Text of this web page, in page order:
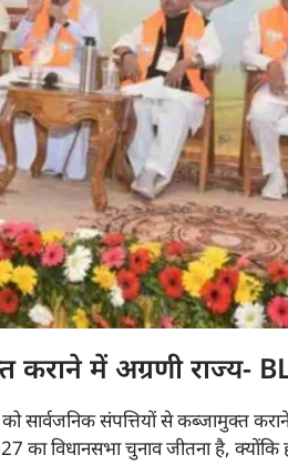
कराने में अग्रणी राज्य-
सार्वजनिक संपत्तियों से कब्जामुक्त
का विधानसभा चुनाव जीतना है,